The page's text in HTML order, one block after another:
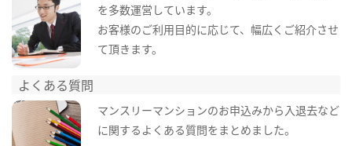
を多数運営しています。
お客様のご利用目的に応じて、幅広くご紹介させ
て頂きます。
よくある質問
マンスリーマンションのお申込みから入退去など
に関するよくある質問をまとめました。